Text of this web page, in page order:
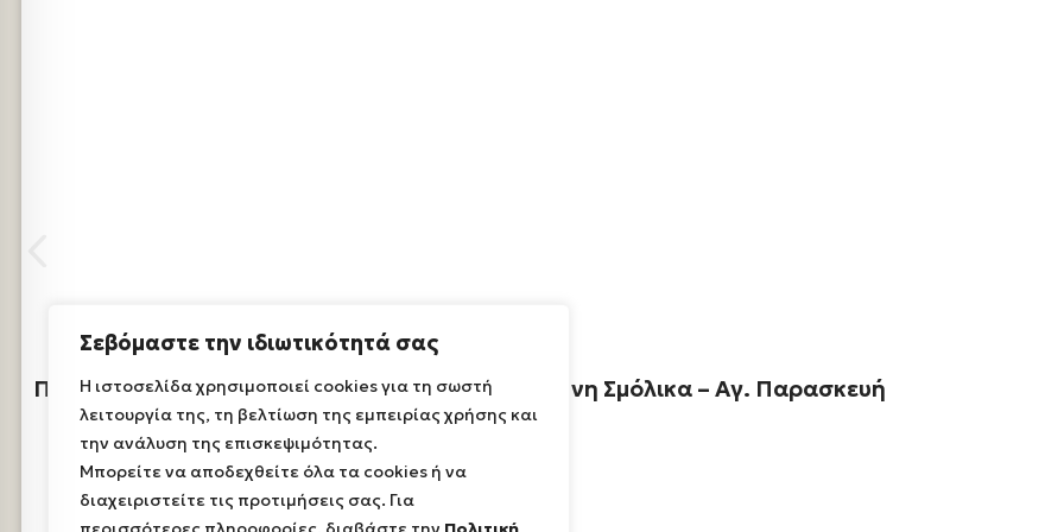
Σεβόμαστε την ιδιωτικότητά σας
Η ιστοσελίδα χρησιμοποιεί cookies για τη σωστή
λειτουργία της, τη βελτίωση της εμπειρίας χρήσης και
την ανάλυση της επισκεψιμότητας.
Μπορείτε να αποδεχθείτε όλα τα cookies ή να
διαχειριστείτε τις προτιμήσεις σας. Για
Παλαιοσέλι – Ορειβατικό Καταφύγιο – Δρακόλιμνη Σμόλικα – Αγ. Παρασκευή